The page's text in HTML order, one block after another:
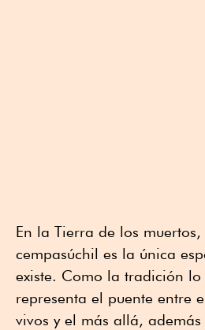
En la Tierra de los
cempasúchil es la única
existe. Como la tradición
representa el puente entre
vivos y el más allá,